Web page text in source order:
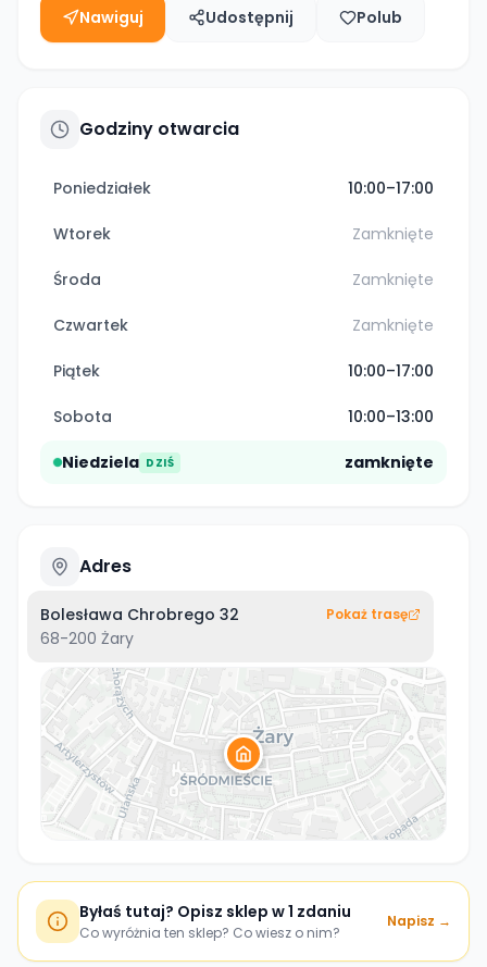
Nawiguj Udostępnij Polub
Godziny otwarcia
Poniedziałek 10:00–17:00
Wtorek Zamknięte
Środa Zamknięte
Czwartek Zamknięte
Piątek 10:00–17:00
Sobota 10:00–13:00
Niedziela DZIŚ zamknięte
Adres
Bolesława Chrobrego 32
68-200 Żary
Pokaż trasę
Byłaś tutaj? Opisz sklep w 1 zdaniu
Co wyróżnia ten sklep? Co wiesz o nim?
Napisz →